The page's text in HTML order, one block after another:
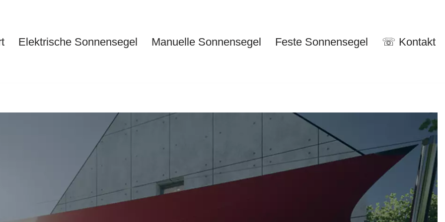
Elektrische Sonnensegel Manuelle Sonnensegel Feste Sonnensegel ☏ Kontakt